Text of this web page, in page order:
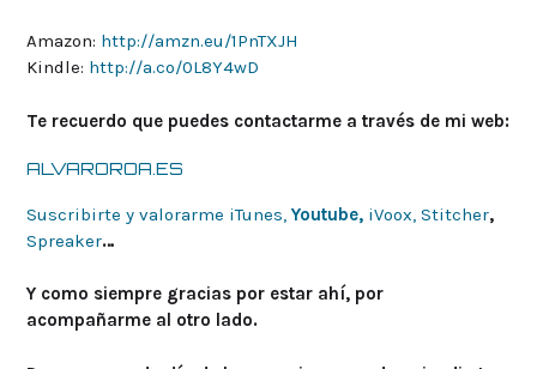
Amazon: http://amzn.eu/1PnTXJH
Kindle: http://a.co/0L8Y4wD
Te recuerdo que puedes contactarme a través de mi web:
ALVAROROA.ES
Suscribirte y valorarme iTunes, Youtube, iVoox, Stitcher,
Spreaker…
Y como siempre gracias por estar ahí, por
acompañarme al otro lado.